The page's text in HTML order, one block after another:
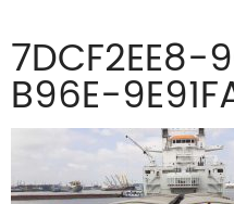
7DCF2EE8-
B96E-